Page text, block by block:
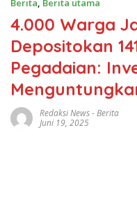
Berita, Berita utama
4.000 Warga
Depositokan
Pegadaian:
Redaksi News-Berita
Juni 19, 2025